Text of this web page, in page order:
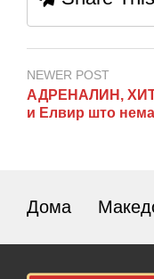
NEWER POST
АДРЕНАЛИН,
и Елвир што
Дома